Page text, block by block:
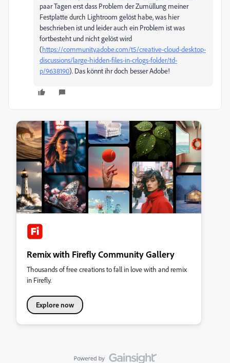
paar Tagen erst dass Problem der Zumüllung meiner
Festplatte durch Lightroom gelöst habe, was hier
beschrieben ist und leider auch ein Problem ist was
fortbesteht und nicht gelöst wird
(https://community.adobe.com/t5/creative-cloud-desktop-
discussions/large-hidden-files-in-crlogs-folder/td-
p/9638190). Das könnt ihr doch besser Adobe!
Remix with Firefly Community Gallery
Thousands of free creations to fall in love with and remix
in Firefly.
Explore now